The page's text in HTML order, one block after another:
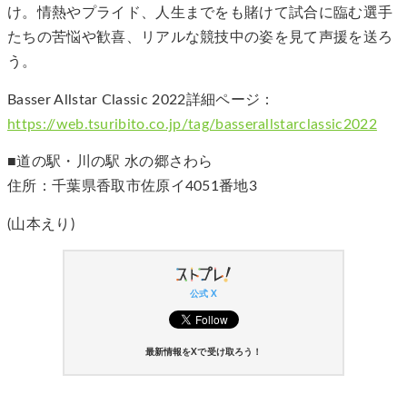
け。情熱やプライド、人生までをも賭けて試合に臨む選手
たちの苦悩や歓喜、リアルな競技中の姿を見て声援を送ろ
う。
Basser Allstar Classic 2022詳細ページ：
https://web.tsuribito.co.jp/tag/basserallstarclassic2022
■道の駅・川の駅 ⽔の郷さわら
住所：千葉県⾹取市佐原イ4051番地3
(山本えり)
公式 X
最新情報をXで受け取ろう！